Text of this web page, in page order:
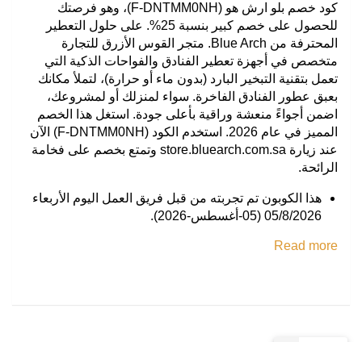
كود خصم بلو ارش هو (F-DNTMM0NH)، وهو فرصتك
للحصول على خصم كبير بنسبة 25%. على حلول التعطير
المحترفة من Blue Arch. متجر القوس الأزرق للتجارة
متخصص في أجهزة تعطير الفنادق والفواحات الذكية التي
تعمل بتقنية التبخير البارد (بدون ماء أو حرارة)، لتملأ مكانك
بعبق عطور الفنادق الفاخرة. سواء لمنزلك أو لمشروعك،
اضمن أجواءً منعشة وراقية بأعلى جودة. استغل هذا الخصم
المميز في عام 2026. استخدم الكود (F-DNTMM0NH) الآن
عند زيارة store.bluearch.com.sa وتمتع بخصم على فخامة
الرائحة.
هذا الكوبون تم تجربته من قبل فريق العمل اليوم الأربعاء
05/8/2026 (05-أغسطس-2026).
Read more